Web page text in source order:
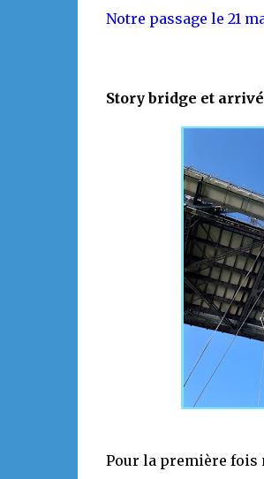
Notre passage le 21
Story bridge et
Pour la première fois